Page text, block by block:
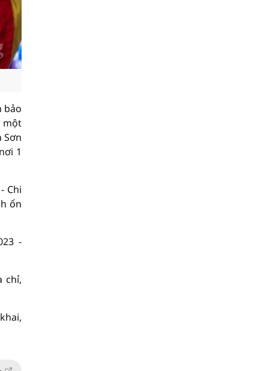
bảo
một
Sơn
1
Chi
ổn
-
chỉ,